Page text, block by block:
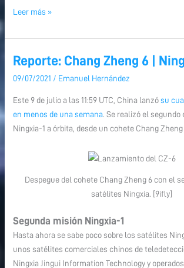
Leer más »
Reporte: Chang Zheng 6 |
09/07/2021 / Emanuel Hernández
Este 9 de julio a las 11:59 UTC, China lanzósu
en menos de una semana. Se realizó el segundo
Ningxia-1 a órbita, desde un cohete Chang Zheng
Despegue del cohete Chang Zheng 6 con el
satélites Ningxia. [9ifly]
Segunda misión Ningxia-1
Hasta ahora se sabe poco sobre los satélites
unos satélites comerciales chinos de
Ningxia Jingui Information Technology y
Reporte:
6
|
Ningxia-